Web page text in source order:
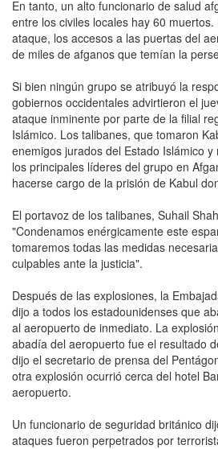
En tanto, un alto funcionario de salud
entre los civiles locales hay 60
ataque, los accesos a las puertas del
de miles de afganos que temían la
Si bien ningún grupo se atribuyó la
gobiernos occidentales advirtieron el
ataque inminente por parte de la filial
Islámico. Los talibanes, que tomaron
enemigos jurados del Estado Islámico
los principales líderes del grupo en
hacerse cargo de la prisión de Kabul
El portavoz de los talibanes, Suhail
"Condenamos enérgicamente este
tomaremos todas las medidas
culpables ante la justicia".
Después de las explosiones, la
dijo a todos los estadounidenses que
al aeropuerto de inmediato. La
abadía del aeropuerto fue el resultado
dijo el secretario de prensa del
otra explosión ocurrió cerca del hotel
aeropuerto.
Un funcionario de seguridad británico
ataques fueron perpetrados por